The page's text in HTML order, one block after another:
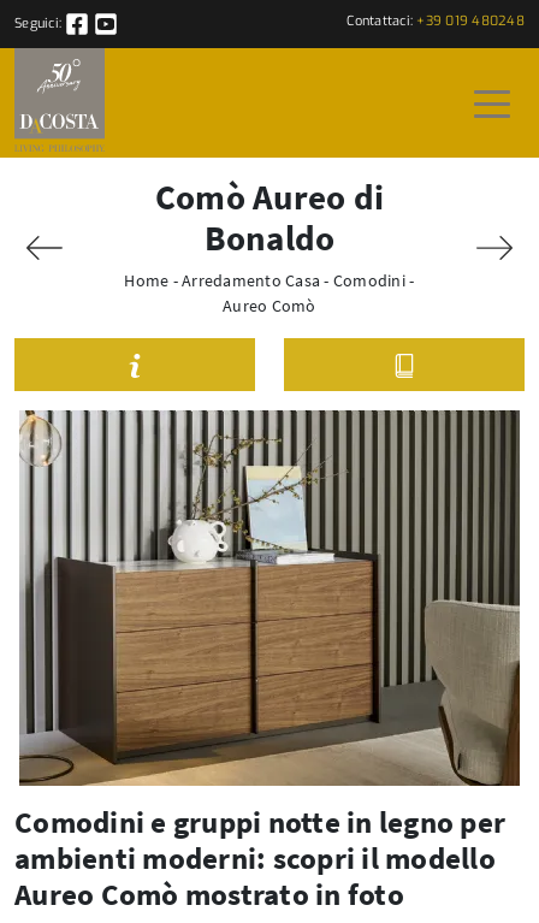
Seguici: Contattaci: +39 019 480248
Comò Aureo di
Bonaldo
Home -Arredamento Casa - Comodini-
Aureo Comò
Comodini e gruppi notte in legno per
ambienti moderni: scopri il modello
Aureo Comò mostrato in foto